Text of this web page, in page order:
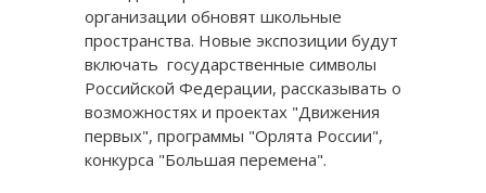
организации обновят школьные
пространства. Новые экспозиции будут
включать государственные символы
Российской Федерации, рассказывать о
возможностях и проектах "Движения
первых", программы "Орлята России",
конкурса "Большая перемена".